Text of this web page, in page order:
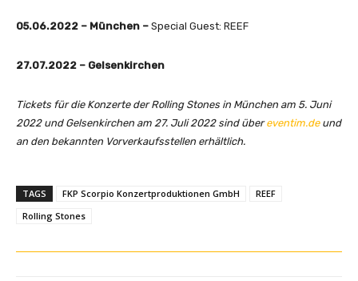
05.06.2022 – München – Special Guest: REEF
27.07.2022 – Gelsenkirchen
Tickets für die Konzerte der Rolling Stones in München am 5. Juni
2022 und Gelsenkirchen am 27. Juli 2022 sind übereventim.deund
an den bekannten Vorverkaufsstellen erhältlich.
TAGS FKP Scorpio Konzertproduktionen GmbH
REEF
Rolling Stones